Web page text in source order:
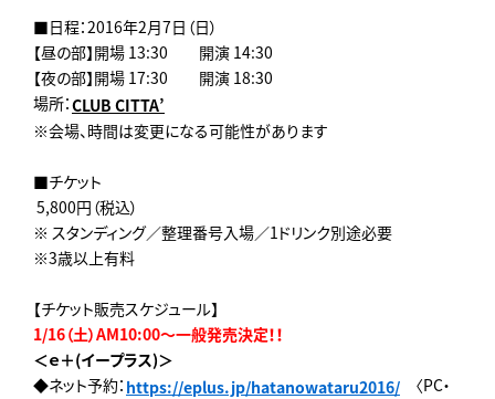
■日程：2016年2月7日（日）
【昼の部】開場 13:30 開演 14:30
【夜の部】開場 17:30 開演 18:30
場所：CLUB CITTA’
※会場、時間は変更になる可能性があります
■チケット
5,800円（税込）
※ スタンディング／整理番号入場／1ドリンク別途必要
※3歳以上有料
【チケット販売スケジュール】
1/16（土）AM10:00～一般発売決定！！
＜ｅ＋(イープラス)＞
◆ネット予約： https://eplus.jp/hatanowataru2016/ 〈PC・